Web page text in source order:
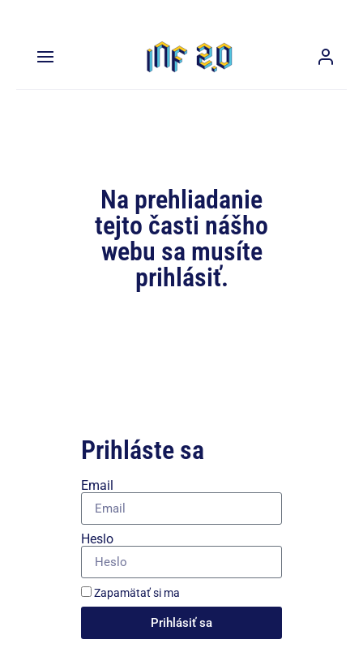
Na prehliadanie
tejto časti nášho
webu sa musíte
prihlásiť.
Prihláste sa
Email
Heslo
Zapamätať si ma
Prihlásiť sa